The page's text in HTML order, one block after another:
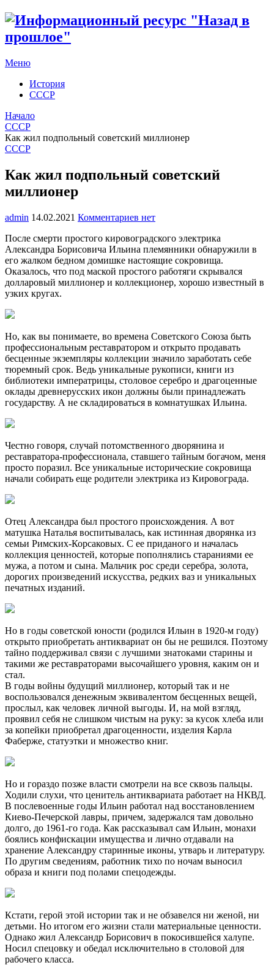
Меню
История
СССР
Начало
СССР
Как жил подпольный советский миллионер
СССР
Как жил подпольный советский
миллионер
admin 14.02.2021 Комментариев нет
После смерти простого кировоградского электрика
Александра Борисовича Ильина племянники обнаружили в
его жалком бедном домишке настоящие сокровища.
Оказалось, что под маской простого работяги скрывался
долларовый миллионер и коллекционер, хорошо известный в
узких кругах.
Но, как вы понимаете, во времена Советского Союза быть
профессиональным реставратором и открыто продавать
бесценные экземпляры коллекции значило заработать себе
тюремный срок. Ведь уникальные рукописи, книги из
библиотеки императрицы, столовое серебро и драгоценные
оклады древнерусских икон должны были принадлежать
государству. А не складироваться в комнатушках Ильина.
Честно говоря, случай потомственного дворянина и
реставратора-профессионала, ставшего тайным богачом, меня
просто поразил. Все уникальные исторические сокровища
начали собирать еще родители электрика из Кировограда.
Отец Александра был простого происхождения. А вот
матушка Наталья воспитывалась, как истинная дворянка из
семьи Римских-Корсаковых. С ее приданого и началась
коллекция ценностей, которые пополнялись стараниями ее
мужа, а потом и сына. Мальчик рос среди серебра, золота,
дорогих произведений искусства, редких ваз и уникальных
печатных изданий.
Но в годы советской юности (родился Ильин в 1920-м году)
открыто приобретать антиквариат он бы не решился. Поэтому
тайно поддерживал связи с лучшими знатоками старины и
такими же реставраторами высочайшего уровня, каким он и
стал.
В годы войны будущий миллионер, который так и не
воспользовался денежным эквивалентом бесценных вещей,
прослыл, как человек личной выгоды. И, на мой взгляд,
проявил себя не слишком чистым на руку: за кусок хлеба или
за копейки приобретал драгоценности, изделия Карла
Фаберже, статуэтки и множество книг.
Но и гораздо позже власти смотрели на все сквозь пальцы.
Ходили слухи, что ценитель антиквариата работает на НКВД.
В послевоенные годы Ильин работал над восстановлением
Киево-Печерской лавры, причем, задержался там довольно
долго, до 1961-го года. Как рассказывал сам Ильин, монахи
боялись конфискации имущества и лично отдавали на
хранение Александру старинные иконы, утварь и литературу.
По другим сведениям, работник тихо по ночам выносил
образа и книги под полами спецодежды.
Кстати, герой этой истории так и не обзавелся ни женой, ни
детьми. Но итогом его жизни стали материальные ценности.
Однако жил Александр Борисович в покосившейся халупе.
Носил спецовку и обедал исключительно в столовой для
рабочего класса.